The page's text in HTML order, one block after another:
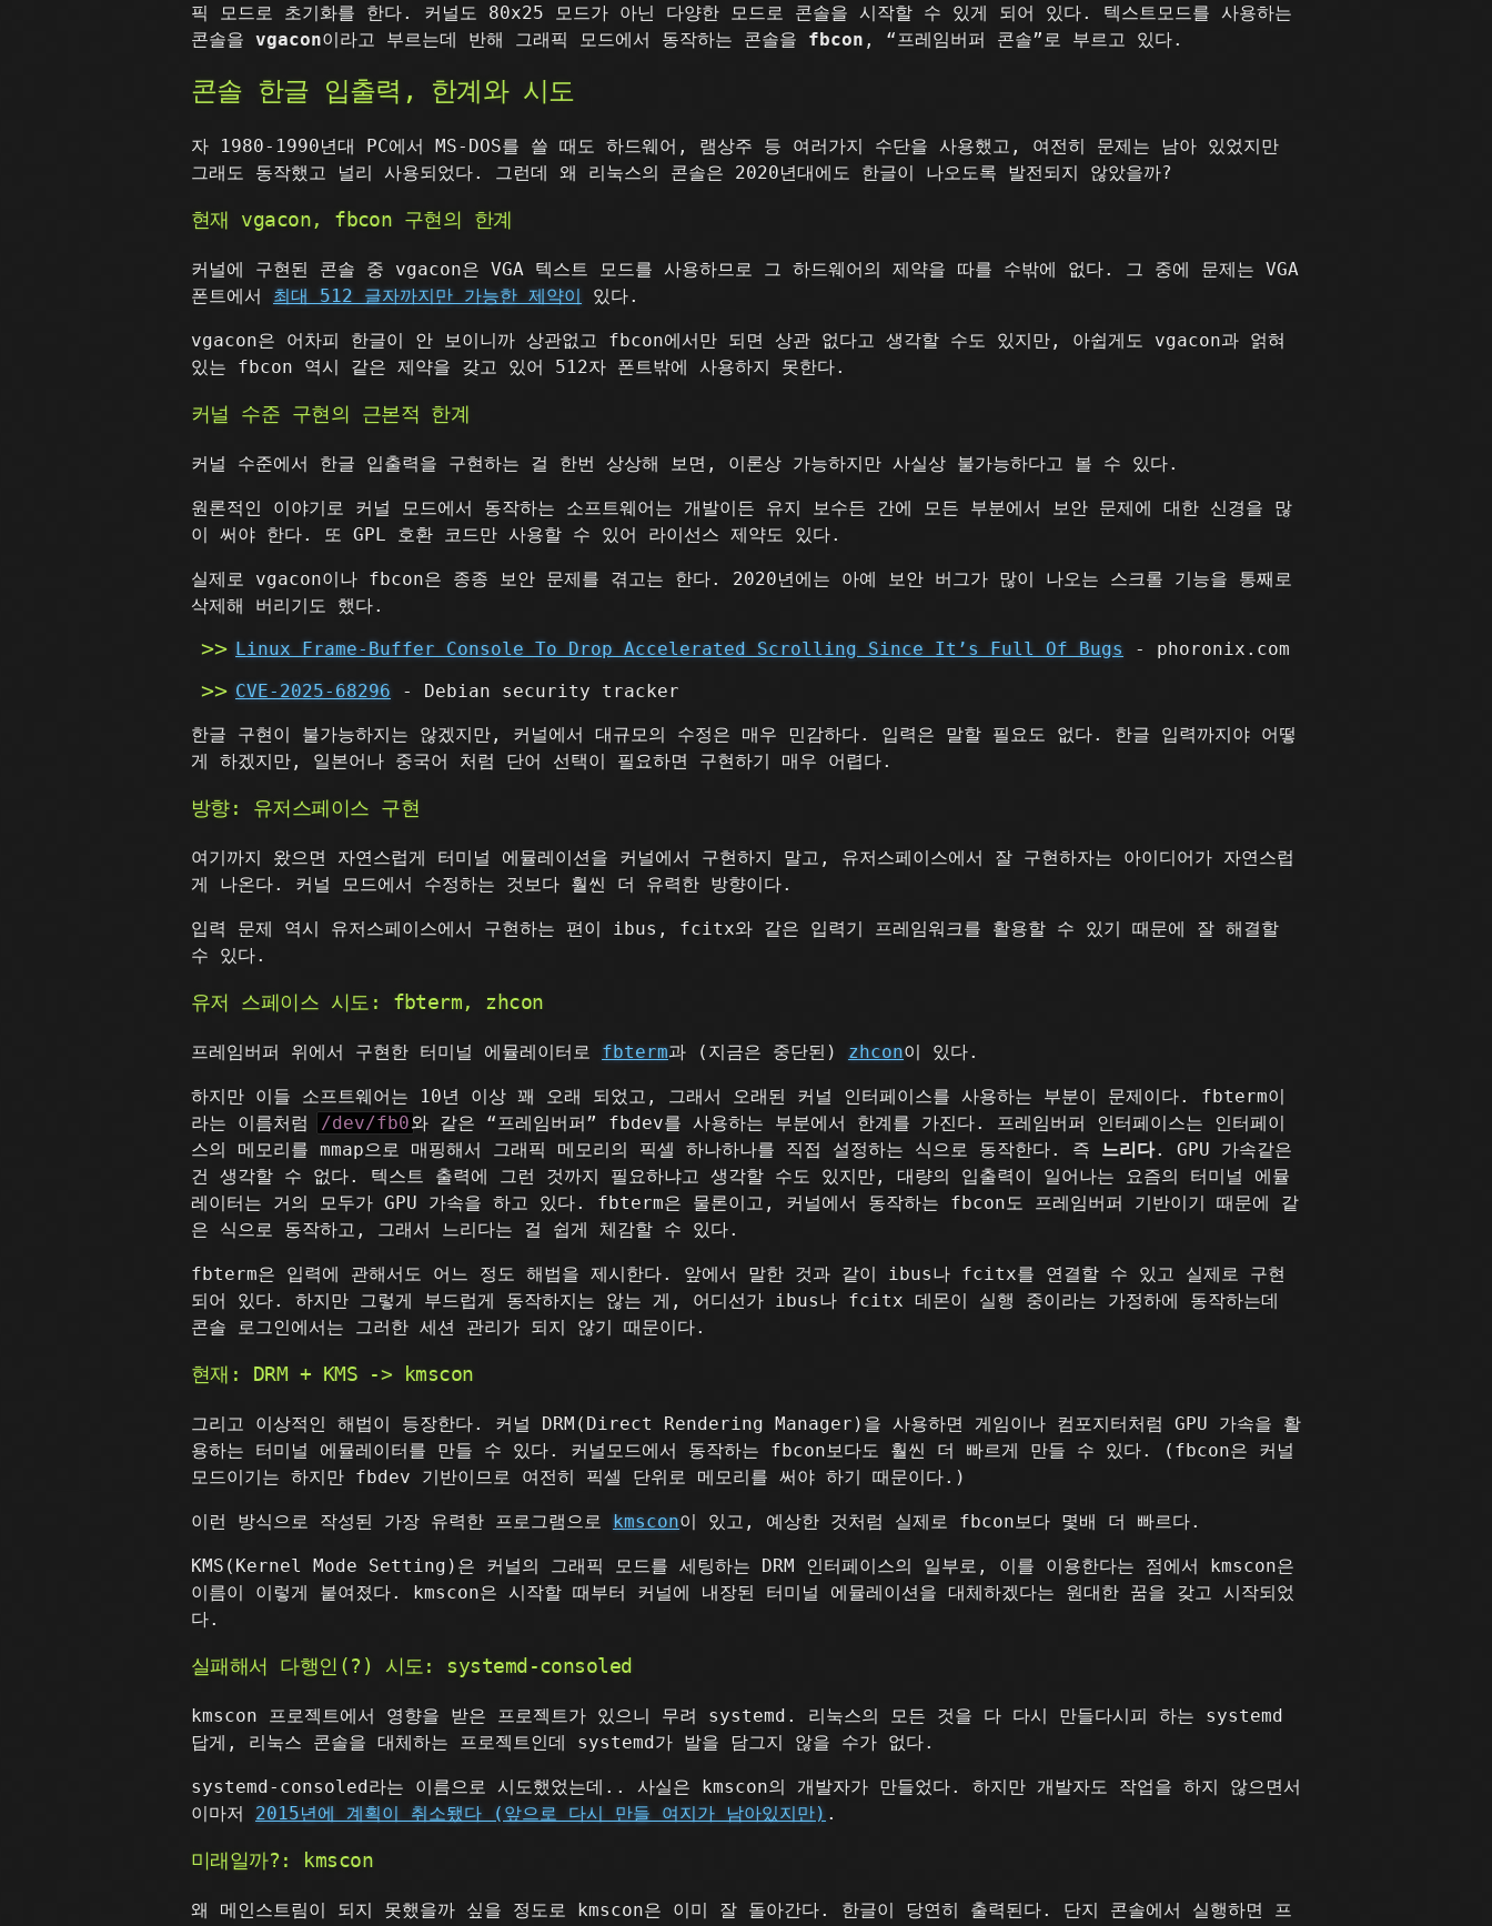
픽 모드로 초기화를 한다. 커널도 80x25 모드가 아닌 다양한 모드로 콘솔을 시작할 수 있게 되어 있다. 텍스트모드를 사용하는
콘솔을 vgacon이라고 부르는데 반해 그래픽 모드에서 동작하는 콘솔을 fbcon , “프레임버퍼 콘솔”로 부르고 있다.
콘솔 한글 입출력, 한계와 시도
자 1980-1990년대 PC에서 MS-DOS를 쓸 때도 하드웨어, 램상주 등 여러가지 수단을 사용했고, 여전히 문제는 남아 있었지만
그래도 동작했고 널리 사용되었다. 그런데 왜 리눅스의 콘솔은 2020년대에도 한글이 나오도록 발전되지 않았을까?
현재 vgacon, fbcon 구현의 한계
커널에 구현된 콘솔 중 vgacon은 VGA 텍스트 모드를 사용하므로 그 하드웨어의 제약을 따를 수밖에 없다. 그 중에 문제는 VGA
폰트에서 최대 512 글자까지만 가능한 제약이 있다.
vgacon은 어차피 한글이 안 보이니까 상관없고 fbcon에서만 되면 상관 없다고 생각할 수도 있지만, 아쉽게도 vgacon과 얽혀
있는 fbcon 역시 같은 제약을 갖고 있어 512자 폰트밖에 사용하지 못한다.
커널 수준 구현의 근본적 한계
커널 수준에서 한글 입출력을 구현하는 걸 한번 상상해 보면, 이론상 가능하지만 사실상 불가능하다고 볼 수 있다.
원론적인 이야기로 커널 모드에서 동작하는 소프트웨어는 개발이든 유지 보수든 간에 모든 부분에서 보안 문제에 대한 신경을 많
이 써야 한다. 또 GPL 호환 코드만 사용할 수 있어 라이선스 제약도 있다.
실제로 vgacon이나 fbcon은 종종 보안 문제를 겪고는 한다. 2020년에는 아예 보안 버그가 많이 나오는 스크롤 기능을 통째로
삭제해 버리기도 했다.
Linux Frame-Buffer Console To Drop Accelerated Scrolling Since It’s Full Of Bugs - phoronix.com
CVE-2025-68296 - Debian security tracker
한글 구현이 불가능하지는 않겠지만, 커널에서 대규모의 수정은 매우 민감하다. 입력은 말할 필요도 없다. 한글 입력까지야 어떻
게 하겠지만, 일본어나 중국어 처럼 단어 선택이 필요하면 구현하기 매우 어렵다.
방향: 유저스페이스 구현
여기까지 왔으면 자연스럽게 터미널 에뮬레이션을 커널에서 구현하지 말고, 유저스페이스에서 잘 구현하자는 아이디어가 자연스럽
게 나온다. 커널 모드에서 수정하는 것보다 훨씬 더 유력한 방향이다.
입력 문제 역시 유저스페이스에서 구현하는 편이 ibus, fcitx와 같은 입력기 프레임워크를 활용할 수 있기 때문에 잘 해결할
수 있다.
유저 스페이스 시도: fbterm, zhcon
프레임버퍼 위에서 구현한 터미널 에뮬레이터로 fbterm과 (지금은 중단된) zhcon이 있다.
하지만 이들 소프트웨어는 10년 이상 꽤 오래 되었고, 그래서 오래된 커널 인터페이스를 사용하는 부분이 문제이다. fbterm이
라는 이름처럼
/dev/fb0와 같은 “프레임버퍼” fbdev를 사용하는 부분에서 한계를 가진다. 프레임버퍼 인터페이스는 인터페이
스의 메모리를 mmap으로 매핑해서 그래픽 메모리의 픽셀 하나하나를 직접 설정하는 식으로 동작한다. 즉 느리다. GPU 가속같은
건 생각할 수 없다. 텍스트 출력에 그런 것까지 필요하냐고 생각할 수도 있지만, 대량의 입출력이 일어나는 요즘의 터미널 에뮬
레이터는 거의 모두가 GPU 가속을 하고 있다. fbterm은 물론이고, 커널에서 동작하는 fbcon도 프레임버퍼 기반이기 때문에 같
은 식으로 동작하고, 그래서 느리다는 걸 쉽게 체감할 수 있다.
fbterm은 입력에 관해서도 어느 정도 해법을 제시한다. 앞에서 말한 것과 같이 ibus나 fcitx를 연결할 수 있고 실제로 구현
되어 있다. 하지만 그렇게 부드럽게 동작하지는 않는 게, 어디선가 ibus나 fcitx 데몬이 실행 중이라는 가정하에 동작하는데
콘솔 로그인에서는 그러한 세션 관리가 되지 않기 때문이다.
현재: DRM + KMS -> kmscon
그리고 이상적인 해법이 등장한다. 커널 DRM(Direct Rendering Manager)을 사용하면 게임이나 컴포지터처럼 GPU 가속을 활
용하는 터미널 에뮬레이터를 만들 수 있다. 커널모드에서 동작하는 fbcon보다도 훨씬 더 빠르게 만들 수 있다. (fbcon은 커널
모드이기는 하지만 fbdev 기반이므로 여전히 픽셀 단위로 메모리를 써야 하기 때문이다.)
이런 방식으로 작성된 가장 유력한 프로그램으로 kmscon이 있고, 예상한 것처럼 실제로 fbcon보다 몇배 더 빠르다.
KMS(Kernel Mode Setting)은 커널의 그래픽 모드를 세팅하는 DRM 인터페이스의 일부로, 이를 이용한다는 점에서 kmscon은
이름이 이렇게 붙여졌다. kmscon은 시작할 때부터 커널에 내장된 터미널 에뮬레이션을 대체하겠다는 원대한 꿈을 갖고 시작되었
다.
실패해서 다행인(?) 시도: systemd-consoled
kmscon 프로젝트에서 영향을 받은 프로젝트가 있으니 무려 systemd. 리눅스의 모든 것을 다 다시 만들다시피 하는 systemd
답게, 리눅스 콘솔을 대체하는 프로젝트인데 systemd가 발을 담그지 않을 수가 없다.
systemd-consoled라는 이름으로 시도했었는데.. 사실은 kmscon의 개발자가 만들었다. 하지만 개발자도 작업을 하지 않으면서
이마저 2015년에 계획이 취소됐다 (앞으로 다시 만들 여지가 남아있지만) .
미래일까?: kmscon
왜 메인스트림이 되지 못했을까 싶을 정도로 kmscon은 이미 잘 돌아간다. 한글이 당연히 출력된다. 단지 콘솔에서 실행하면 프